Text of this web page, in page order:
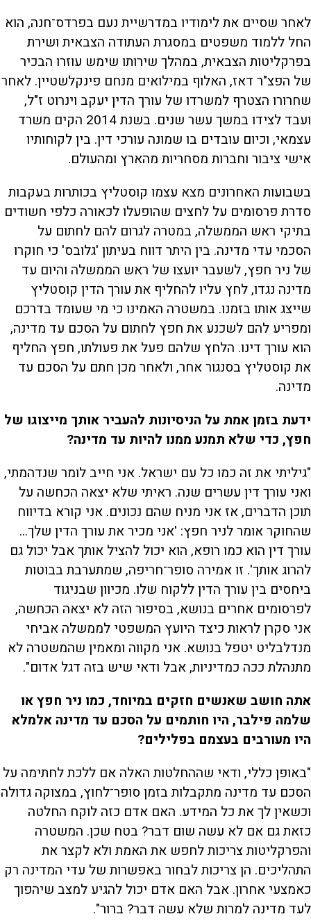
לאחר שסיים את לימודיו במדרשיית נעם בפרדס־חנה, הוא
החל ללמוד משפטים במסגרת העתודה הצבאית ושירת
בפרקליטות הצבאית, במהלך שירותו שימש עוזרו הבכיר
של הפצ"ר דאז, האלוף במילואים מנחם פינקלשטיין. לאחר
שחרורו הצטרף למשרדו של עורך הדין יעקב וינרוט ז"ל,
ועבד לצידו במשך עשר שנים. בשנת 2014 הקים משרד
עצמאי, וכיום עובדים בו שמונה עורכי דין. בין לקוחותיו
אישי ציבור וחברות מסחריות מהארץ ומהעולם.
בשבועות האחרונים מצא עצמו קוסטליץ בכותרות בעקבות
סדרת פרסומים על לחצים שהופעלו לכאורה כלפי חשודים
בתיקי ראש הממשלה, במטרה לגרום להם לחתום על
הסכמי עדי מדינה. בין היתר דווח בעיתון 'גלובס' כי חוקרו
של ניר חפץ, לשעבר יועצו של ראש הממשלה והיום עד
מדינה נגדו, לחץ עליו להחליף את עורך הדין קוסטליץ
שייצג אותו בזמנו. במשטרה האמינו כי מי שעומד בדרכם
ומפריע להם לשכנע את חפץ לחתום על הסכם עד מדינה,
הוא עורך דינו. הלחץ שלהם פעל את פעולתו, חפץ החליף
את קוסטליץ בסנגור אחר, ולאחר מכן חתם על הסכם עד
מדינה.
ידעת בזמן אמת על הניסיונות להעביר אותך מייצוגו של
חפץ, כדי שלא תמנע ממנו להיות עד מדינה?
"גיליתי את זה כמו כל עם ישראל. אני חייב לומר שנדהמתי,
ואני עורך דין עשרים שנה. ראיתי שלא יצאה הכחשה על
תוכן הדברים, אז אני מניח שהם נכונים. אני קורא בדיווח
שהחוקר אומר לניר חפץ: 'אני מכיר את עורך הדין שלך...
עורך דין הוא כמו רופא, הוא יכול להציל אותך אבל יכול גם
להרוג אותך'. זו אמירה סופר־חריפה, שמתערבת בבוטות
ביחסים בין עורך הדין ללקוח שלו. מכיוון שבניגוד
לפרסומים אחרים בנושא, בסיפור הזה לא יצאה הכחשה,
אני סקרן לראות כיצד היועץ המשפטי לממשלה אביחי
מנדלבליט יטפל בנושא. אני מקווה ומאמין שהמשטרה לא
מתנהלת ככה כמדיניות, אבל ודאי שיש בזה דגל אדום".
אתה חושב שאנשים חזקים במיוחד, כמו ניר חפץ או
שלמה פילבר, היו חותמים על הסכם עד מדינה אלמלא
היו מעורבים בעצמם בפלילים?
"באופן כללי, ודאי שההחלטות האלה אם ללכת לחתימה על
הסכם עד מדינה מתקבלות בזמן סופר־לחוץ, במצוקה גדולה
וכשאין לך את כל המידע. האם אדם כזה לוקח החלטה
כזאת גם אם לא עשה שום דבר? בטח שכן. המשטרה
והפרקליטות צריכות לחפש את האמת ולא לקצר את
התהליכים. הן צריכות לבחור באפשרות של עדי המדינה רק
כאמצעי אחרון. אבל האם אדם יכול להגיע למצב שיהפוך
לעד מדינה למרות שלא עשה דבר? ברור".